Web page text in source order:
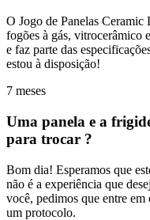
O Jogo de Panelas
fogões à gás, vitrocerâmico
e faz parte das
estou à disposição!
7 meses
Uma panela e a
para trocar ?
Bom dia! Esperamos que
não é a experiência que
você, pedimos que entre
um protocolo.